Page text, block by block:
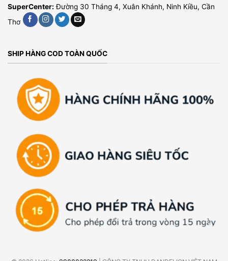
SuperCenter: Đường 30 Tháng 4, Xuân Khánh, Ninh Kiều, Cần
Thơ
SHIP HÀNG COD TOÀN QUỐC